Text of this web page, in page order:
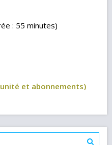
: 55 minutes)
et abonnements)